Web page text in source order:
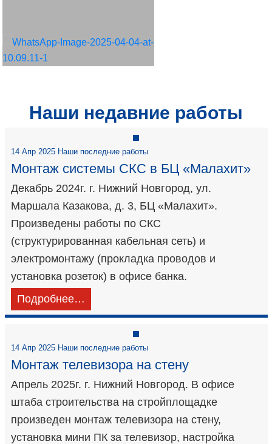
Наши недавние работы
14 Апр 2025 Наши последние работы
Монтаж системы СКС в БЦ «Малахит»
Декабрь 2024г. г. Нижний Новгород, ул.
Маршала Казакова, д. 3, БЦ «Малахит».
Произведены работы по СКС
(структурированная кабельная сеть) и
электромонтажу (прокладка проводов и
установка розеток) в офисе банка.
Подробнее…
14 Апр 2025 Наши последние работы
Монтаж телевизора на стену
Апрель 2025г. г. Нижний Новгород. В офисе
штаба строительства на стройплощадке
произведен монтаж телевизора на стену,
установка мини ПК за телевизор, настройка